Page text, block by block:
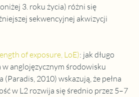
3. roku życia) różni się
sekwencyjnej akwizycji
of exposure, LoE): jak długo
w anglojęzycznym środowisku
(Paradis, 2010) wskazują, że pełna
w L2 rozwija się średnio przez 5–7